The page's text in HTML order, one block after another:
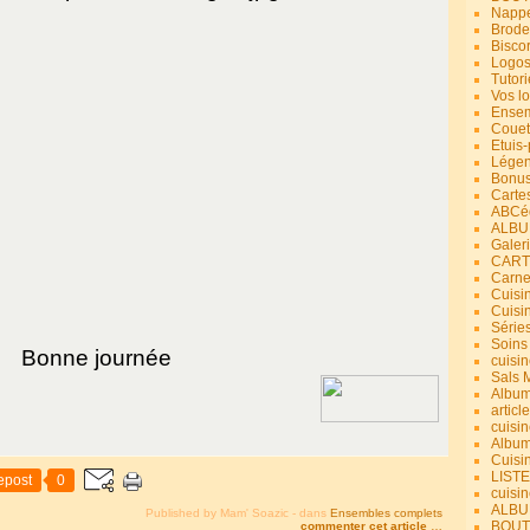
Bonne journée
0
Published by Mam' Soazic - dans Ensembles complets
commenter cet article
Vos
Sals
article